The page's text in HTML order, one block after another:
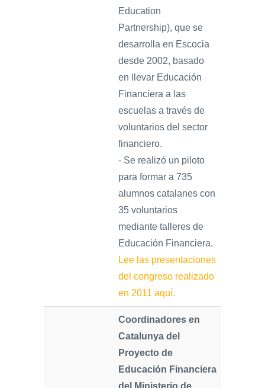
Education
Partnership), que se
desarrolla en Escocia
desde 2002, basado
en llevar Educación
Financiera a las
escuelas a través de
voluntarios del sector
financiero.
- Se realizó un piloto
para formar a 735
alumnos catalanes con
35 voluntarios
mediante talleres de
Educación Financiera.
Lee las presentaciones
del congreso realizado
en 2011 aquí.
Coordinadores en
Catalunya del
Proyecto de
Educación Financiera
del Ministerio de